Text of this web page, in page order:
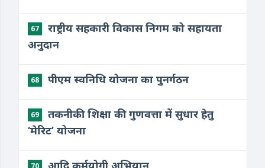
67
राष्ट्रीय सहकारी विकास निगम को सहायता
अनुदान
68 पीएम स्वनिधि योजना का पुनर्गठन
69
तकनीकी शिक्षा की गुणवत्ता में सुधार हेतु
‘मेरिट’ योजना
70 आदि कर्मयोगी अभियान